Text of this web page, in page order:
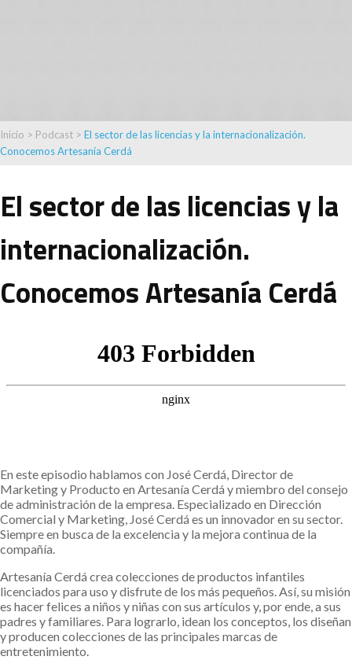
Inicio > Podcast > El sector de las licencias y la internacionalización.
Conocemos Artesanía Cerdá
El sector de las licencias y la
internacionalización.
Conocemos Artesanía Cerdá
En este episodio hablamos con José Cerdá, Director de
Marketing y Producto en Artesanía Cerdá y miembro del consejo
de administración de la empresa. Especializado en Dirección
Comercial y Marketing, José Cerdá es un innovador en su sector.
Siempre en busca de la excelencia y la mejora continua de la
compañía.
Artesanía Cerdá crea colecciones de productos infantiles
licenciados para uso y disfrute de los más pequeños. Así, su misión
es hacer felices a niños y niñas con sus artículos y, por ende, a sus
padres y familiares. Para lograrlo, idean los conceptos, los diseñan
y producen colecciones de las principales marcas de
entretenimiento.